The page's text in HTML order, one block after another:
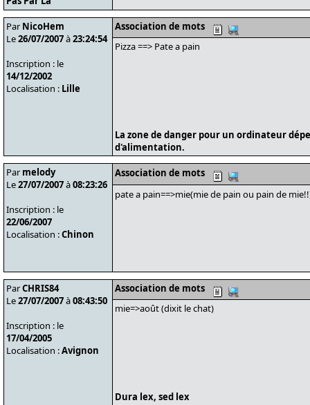
Par NicoHem
Le26/07/2007à23:24:54
Inscription : le
14/12/2002
Localisation : Lille
Association de mots
Pizza ==> Pate a pain
La zone de danger pour un ordinateur
d'alimentation.
Par melody
Le27/07/2007à08:23:26
Inscription : le
22/06/2007
Localisation :Chinon
Association de mots
pate a pain==>mie(mie de pain ou pain de
ParCHRIS84
Le27/07/2007à08:43:50
Inscription : le
17/04/2005
Localisation :Avignon
Association de mots
mie=>août (dixit le chat)
Dura lex, sed lex